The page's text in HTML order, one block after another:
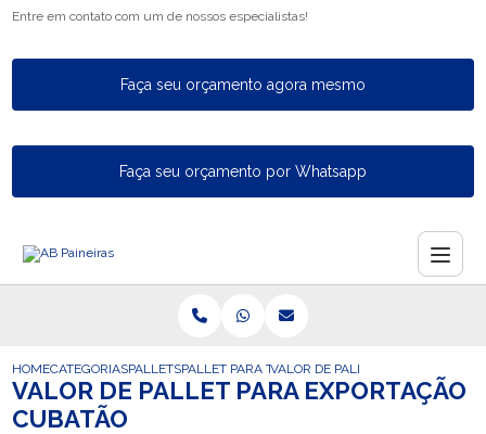
Entre em contato com um de nossos especialistas!
Faça seu orçamento agora mesmo
Faça seu orçamento por Whatsapp
HOMECATEGORIASPALLETSPALLET PARA TAMBORVALOR DE PALLET PARA
VALOR DE PALLET PARA EXPORTAÇÃO
CUBATÃO